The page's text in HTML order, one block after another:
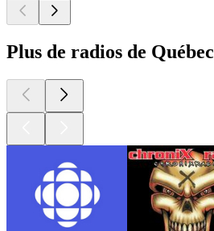
Plus de radios de Québec